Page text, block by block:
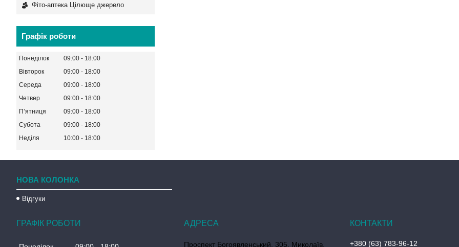
Фіто-аптека Цілюще джерело
Графік роботи
Понеділок 09:00
18:00
Вівторок
09:00
18:00
Середа
09:00
18:00
Четвер
09:00
18:00
Пʼятниця
09:00
18:00
Субота
09:00
18:00
Неділя
10:00 18:00
НОВА КОЛОНКА
Відгуки
ГРАФІК РОБОТИ
Проспект Богоявленський, 305, Миколаїв, +380 (63) 783-96-12